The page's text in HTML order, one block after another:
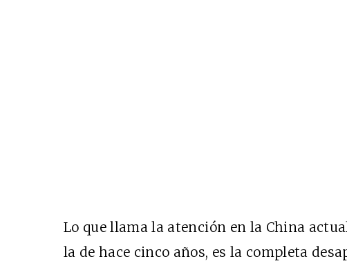
Lo que llama la atención en la China
la de hace cinco años, es la completa